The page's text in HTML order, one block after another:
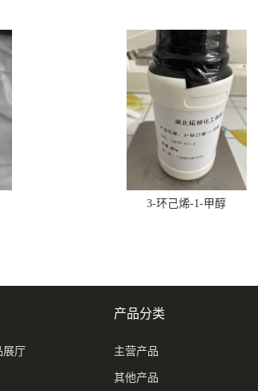
3-环己烯-1-甲醇
展厅
产品分类
主营产品
其他产品